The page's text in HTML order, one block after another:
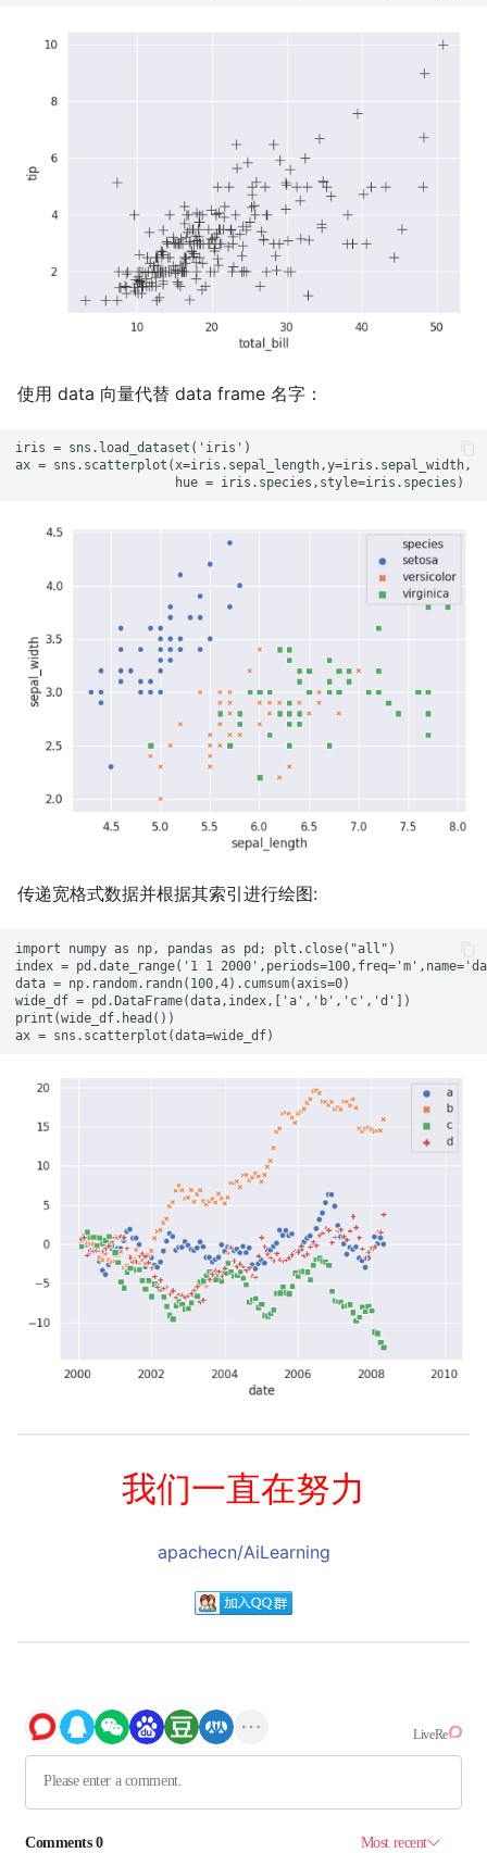
使用 data 向量代替 data frame 名字：
iris = sns.load_dataset('iris')
ax = sns.scatterplot(x=iris.sepal_length,y=iris.sepal_width,
传递宽格式数据并根据其索引进行绘图:
import numpy as np, pandas as pd; plt.close("all")
index = pd.date_range('1 1
data = np.random.randn(100,4).cumsum(axis=0)
wide_df = pd.DataFrame(data,index,['a','b','c','d'])
print(wide_df.head())
我们一直在努力
apachecn/AiLearning